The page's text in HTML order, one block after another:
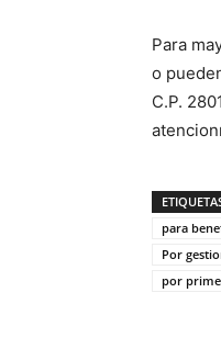
Para
o
C.P.
para
Por
por